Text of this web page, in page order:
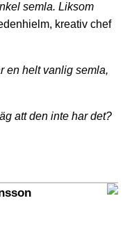
semla. Liksom
kreativ chef
en helt vanlig semla,
att den inte har det?